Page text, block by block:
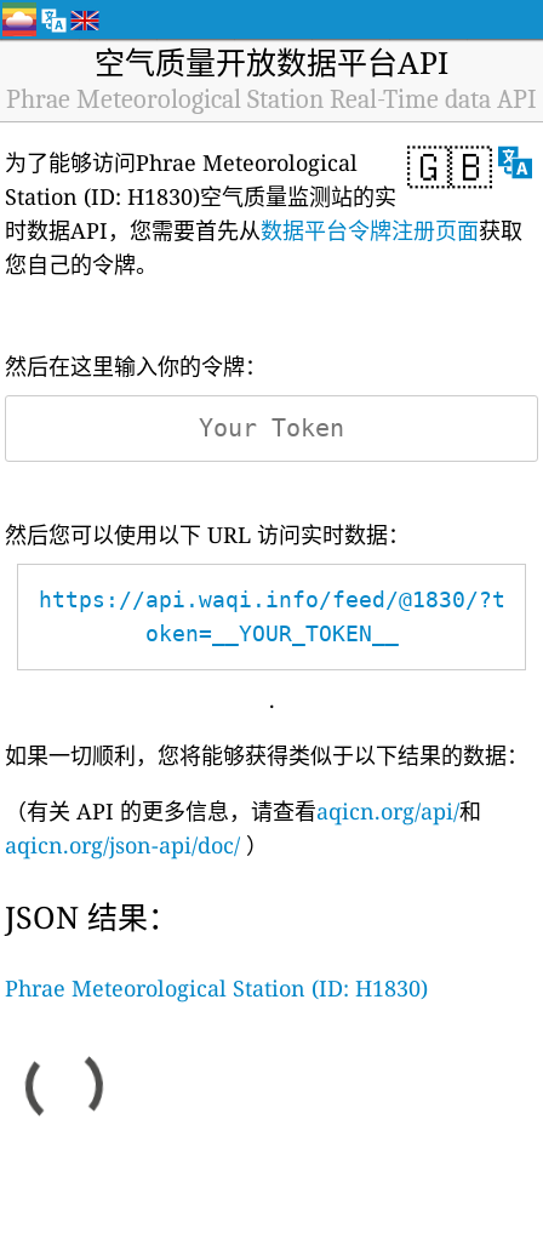
空气质量开放数据平台API
Phrae Meteorological Station Real-Time data API
🇬🇧
为了能够访问Phrae Meteorological
Station (ID: H1830)空气质量监测站的实
时数据API，您需要首先从数据平台令牌注册页面获取
您自己的令牌。
然后在这里输入你的令牌：
然后您可以使用以下 URL 访问实时数据：
https://api.waqi.info/feed/@1830/?t
oken=__YOUR_TOKEN__
.
如果一切顺利，您将能够获得类似于以下结果的数据：
（有关 API 的更多信息，请查看aqicn.org/api/和
aqicn.org/json-api/doc/ ）
JSON 结果：
Phrae Meteorological Station (ID: H1830)